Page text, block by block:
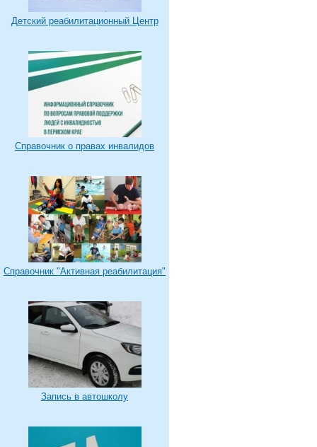
Детский реабилитационный Центр
Справочник о правах инвалидов
Справочник "Активная реабилитация"
Запись в автошколу